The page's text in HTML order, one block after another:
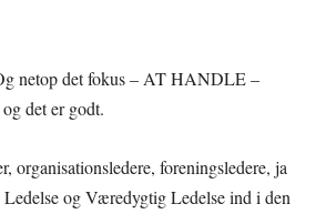
netop det fokus – AT HANDLE –
det er godt.
organisationsledere, foreningsledere, ja
og Væredygtig Ledelse ind i den